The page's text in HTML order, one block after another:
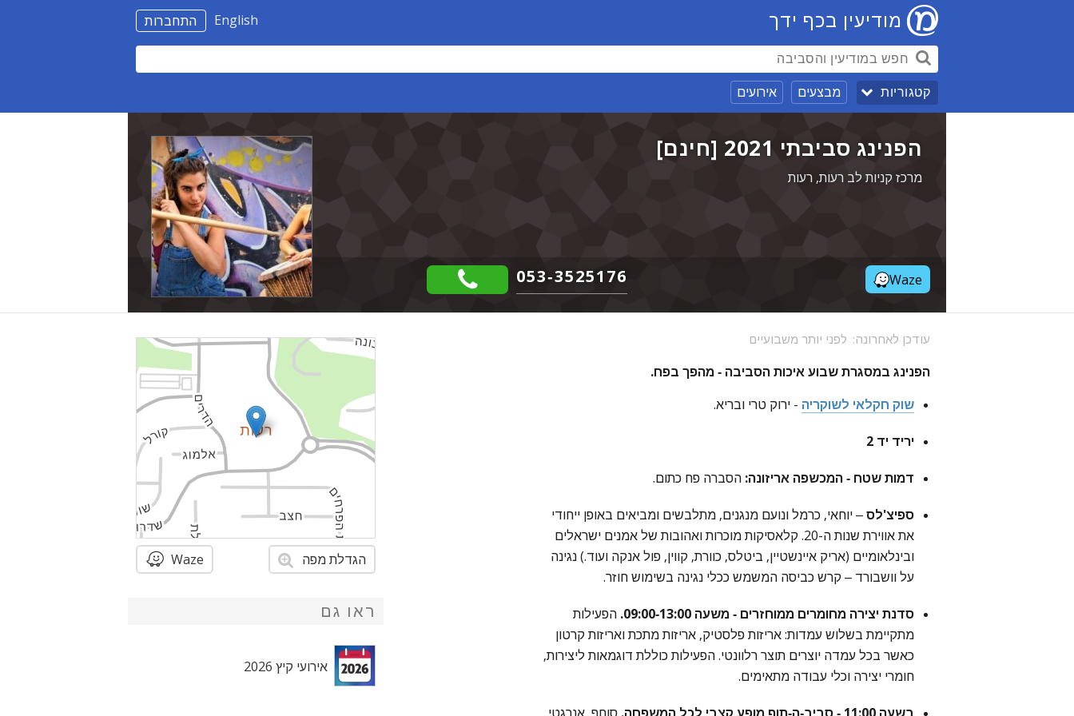
התחברות English מודיעין בכף ידך
קטגוריות מבצעים אירועים
הפנינג סביבתי 2021 [חינם]
מרכז קניות לב רעות, רעות
Waze
053-3525176
הגדלת מפה Waze
ראו גם
אירועי קיץ 2026
עודכן לאחרונה: לפני יותר משבועיים
הפנינג במסגרת שבוע איכות הסביבה - מהפך בפח.
שוק חקלאי לשוקריה - ירוק טרי ובריא.
יריד יד 2
דמות שטח - המכשפה אריזונה: הסברה פח כתום.
ספיצ'לס – יוחאי, כרמל ונועם מנגנים, מתלבשים ומביאים באופן ייחודי
את אווירת שנות ה-20. קלאסיקות מוכרות ואהובות של אמנים ישראלים
ובינלאומיים (אריק איינשטיין, ביטלס, כוורת, קווין, פול אנקה ועוד.) נגינה
על וושבורד – קרש כביסה המשמש ככלי נגינה בשימוש חוזר.
סדנת יצירה מחומרים ממוחזרים - משעה 09:00-13:00.
הפעילות
מתקיימת בשלוש עמדות: אריזות פלסטיק, אריזות מתכת ואריזות קרטון
כאשר בכל עמדה יוצרים תוצר רלוונטי. הפעילות כוללת דוגמאות ליצירות,
חומרי יצירה וכלי עבודה מתאימים.
בשעה 11:00 - סביב-ה-תוף מופע קצבי לכל המשפחה. סוחף, אנרגטי